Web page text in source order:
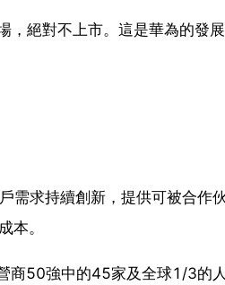
，絕對不上市。這是華為的發
需求持續創新，提供可被合作
本。
商50強中的45家及全球1/3的人